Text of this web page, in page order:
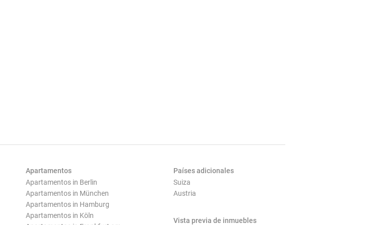
Apartamentos
Apartamentos in Berlin
Apartamentos in München
Apartamentos in Hamburg
Apartamentos in Köln
Países adicionales
Suiza
Austria
Vista previa de inmuebles